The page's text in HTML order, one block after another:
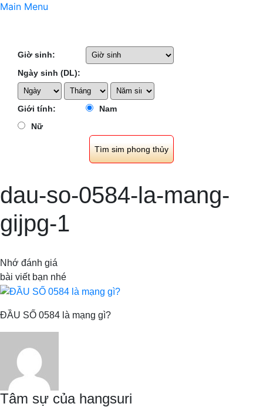
Main Menu
Giờ sinh:
Ngày sinh (DL):
Giới tính:
Nam
Nữ
dau-so-0584-la-mang-
gijpg-1
Nhớ đánh giá
bài viết bạn nhé
ĐẦU SỐ 0584 là mạng gì?
Tâm sự của hangsuri